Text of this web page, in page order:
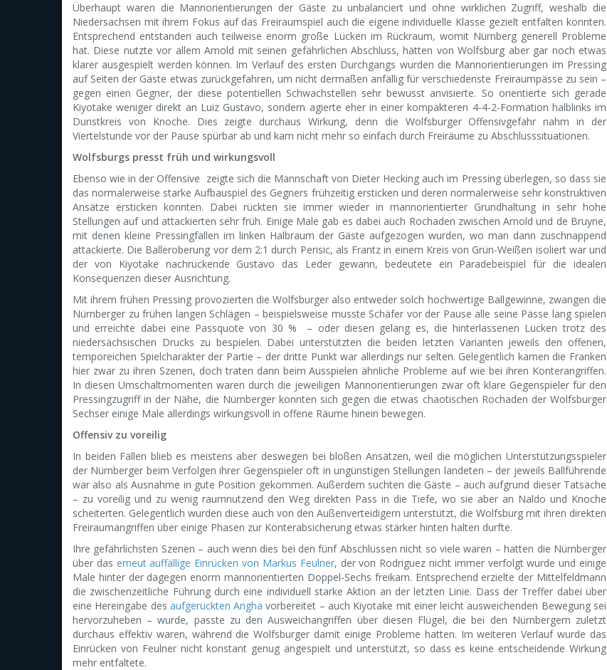
Überhaupt waren die Mannorientierungen der Gäste zu unbalanciert und ohne wirklichen Zugriff, weshalb die
Niedersachsen mit ihrem Fokus auf das Freiraumspiel auch die eigene individuelle Klasse gezielt entfalten konnten.
Entsprechend entstanden auch teilweise enorm große Lücken im Rückraum, womit Nürnberg generell Probleme
hat. Diese nutzte vor allem Arnold mit seinen gefährlichen Abschluss, hätten von Wolfsburg aber gar noch etwas
klarer ausgespielt werden können. Im Verlauf des ersten Durchgangs wurden die Mannorientierungen im Pressing
auf Seiten der Gäste etwas zurückgefahren, um nicht dermaßen anfällig für verschiedenste Freiraumpässe zu sein –
gegen einen Gegner, der diese potentiellen Schwachstellen sehr bewusst anvisierte. So orientierte sich gerade
Kiyotake weniger direkt an Luiz Gustavo, sondern agierte eher in einer kompakteren 4-4-2-Formation halblinks im
Dunstkreis von Knoche. Dies zeigte durchaus Wirkung, denn die Wolfsburger Offensivgefahr nahm in der
Viertelstunde vor der Pause spürbar ab und kam nicht mehr so einfach durch Freiräume zu Abschlusssituationen.
Wolfsburgs presst früh und wirkungsvoll
Ebenso wie in der Offensive zeigte sich die Mannschaft von Dieter Hecking auch im Pressing überlegen, so dass sie
das normalerweise starke Aufbauspiel des Gegners frühzeitig ersticken und deren normalerweise sehr konstruktiven
Ansätze ersticken konnten. Dabei rückten sie immer wieder in mannorientierter Grundhaltung in sehr hohe
Stellungen auf und attackierten sehr früh. Einige Male gab es dabei auch Rochaden zwischen Arnold und de Bruyne,
mit denen kleine Pressingfallen im linken Halbraum der Gäste aufgezogen wurden, wo man dann zuschnappend
attackierte. Die Balleroberung vor dem 2:1 durch Perisic, als Frantz in einem Kreis von Grün-Weißen isoliert war und
der von Kiyotake nachrückende Gustavo das Leder gewann, bedeutete ein Paradebeispiel für die idealen
Konsequenzen dieser Ausrichtung.
Mit ihrem frühen Pressing provozierten die Wolfsburger also entweder solch hochwertige Ballgewinne, zwangen die
Nürnberger zu frühen langen Schlägen – beispielsweise musste Schäfer vor der Pause alle seine Pässe lang spielen
und erreichte dabei eine Passquote von 30 % – oder diesen gelang es, die hinterlassenen Lücken trotz des
niedersächsischen Drucks zu bespielen. Dabei unterstützten die beiden letzten Varianten jeweils den offenen,
temporeichen Spielcharakter der Partie – der dritte Punkt war allerdings nur selten. Gelegentlich kamen die Franken
hier zwar zu ihren Szenen, doch traten dann beim Ausspielen ähnliche Probleme auf wie bei ihren Konterangriffen.
In diesen Umschaltmomenten waren durch die jeweiligen Mannorientierungen zwar oft klare Gegenspieler für den
Pressingzugriff in der Nähe, die Nürnberger konnten sich gegen die etwas chaotischen Rochaden der Wolfsburger
Sechser einige Male allerdings wirkungsvoll in offene Räume hinein bewegen.
Offensiv zu voreilig
In beiden Fällen blieb es meistens aber deswegen bei bloßen Ansätzen, weil die möglichen Unterstützungsspieler
der Nürnberger beim Verfolgen ihrer Gegenspieler oft in ungünstigen Stellungen landeten – der jeweils Ballführende
war also als Ausnahme in gute Position gekommen. Außerdem suchten die Gäste – auch aufgrund dieser Tatsache
– zu voreilig und zu wenig raumnutzend den Weg direkten Pass in die Tiefe, wo sie aber an Naldo und Knoche
scheiterten. Gelegentlich wurden diese auch von den Außenverteidigern unterstützt, die Wolfsburg mit ihren direkten
Freiraumangriffen über einige Phasen zur Konterabsicherung etwas stärker hinten halten durfte.
Ihre gefährlichsten Szenen – auch wenn dies bei den fünf Abschlüssen nicht so viele waren – hatten die Nürnberger
über das erneut auffällige Einrücken von Markus Feulner, der von Rodriguez nicht immer verfolgt wurde und einige
Male hinter der dagegen enorm mannorientierten Doppel-Sechs freikam. Entsprechend erzielte der Mittelfeldmann
die zwischenzeitliche Führung durch eine individuell starke Aktion an der letzten Linie. Dass der Treffer dabei über
eine Hereingabe des aufgerückten Angha vorbereitet – auch Kiyotake mit einer leicht ausweichenden Bewegung sei
hervorzuheben – wurde, passte zu den Ausweichangriffen über diesen Flügel, die bei den Nürnbergern zuletzt
durchaus effektiv waren, während die Wolfsburger damit einige Probleme hatten. Im weiteren Verlauf wurde das
Einrücken von Feulner nicht konstant genug angespielt und unterstützt, so dass es keine entscheidende Wirkung
mehr entfaltete.